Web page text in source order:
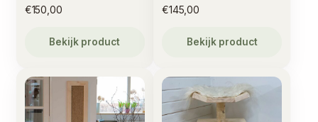
€150,00
Bekijk product
€145,00
Bekijk product